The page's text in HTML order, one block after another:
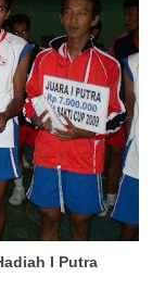
I Putra